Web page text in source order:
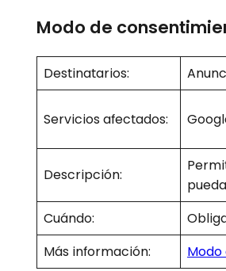
Modo de
Destinatarios:
Servicios afectados:
Descripción:
Cuándo:
Más información: